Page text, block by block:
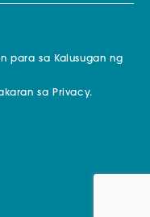
para sa Kalusugan ng
sa Privacy.